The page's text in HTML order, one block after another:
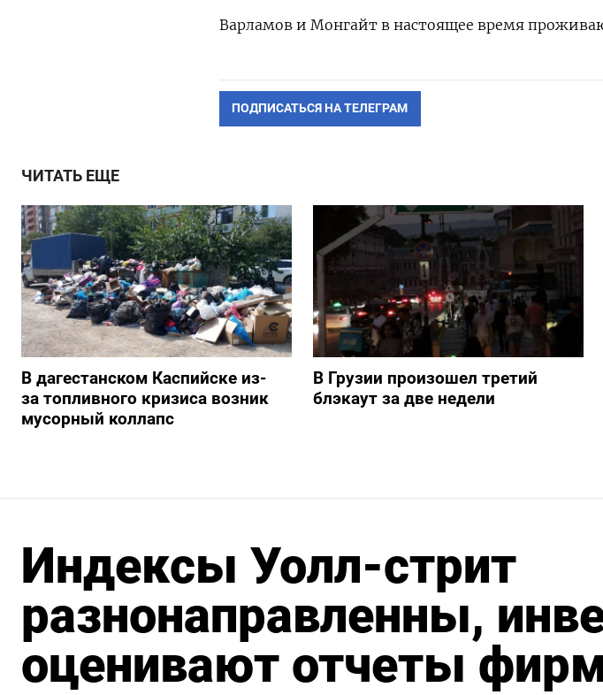
Варламов и Монгайт в настоящее время
ПОДПИСАТЬСЯ НА ТЕЛЕГРАМ
ЧИТАТЬ ЕЩЕ
В дагестанском Каспийске из-
за топливного кризиса возник
мусорный коллапс
В Грузии произошел третий
блэкаут за две недели
Индексы Уолл-стрит
разнонаправленны,
оценивают отчеты